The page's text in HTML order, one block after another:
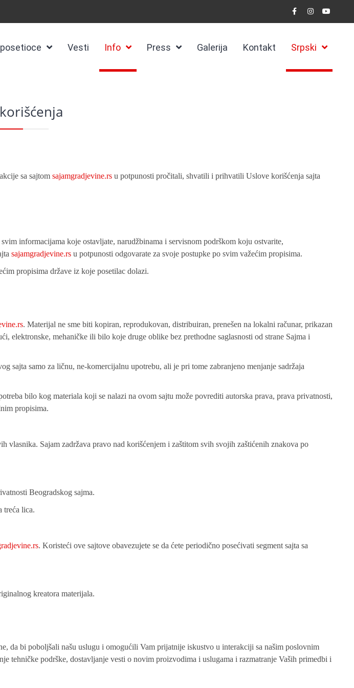
Vesti Info Press Galerija Kontakt Srpski
sa sajtom sajamgradjevine.rs u potpunosti pročitali, shvatili i prihvatili Uslove korišćenja sajta
svim informacijama koje ostavljate, narudžbinama i servisnom podrškom koju ostvarite,
sajamgradjevine.rs u potpunosti odgovarate za svoje postupke po svim važećim propisima.
propisima države iz koje posetilac dolazi.
. Materijal ne sme biti kopiran, reprodukovan, distribuiran, prenešen na lokalni računar, prikazan
mehaničke ili bilo koje druge oblike bez prethodne saglasnosti od strane Sajma i
sajta samo za ličnu, ne-komercijalnu upotrebu, ali je pri tome zabranjeno menjanje sadržaja
bilo kog materiala koji se nalazi na ovom sajtu može povrediti autorska prava, prava privatnosti,
propisima.
Sajam zadržava pravo nad korišćenjem i zaštitom svih svojih zaštićenih znakova po
Beogradskog sajma.
treća lica.
. Koristeći ove sajtove obavezujete se da ćete periodično posećivati segment sajta sa
kreatora materijala.
da bi poboljšali našu uslugu i omogućili Vam prijatnije iskustvo u interakciji sa našim poslovnim
tehničke podrške, dostavljanje vesti o novim proizvodima i uslugama i razmatranje Vaših primedbi i